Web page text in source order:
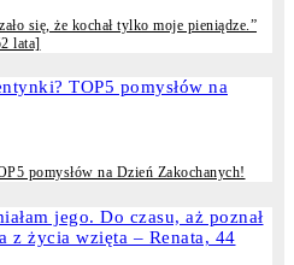
się, że kochał tylko moje pieniądze.”
lata]
pomysłów na Dzień Zakochanych!